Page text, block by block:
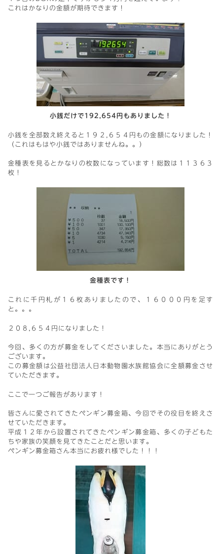
これはかなりの金額が期待できます！
小銭だけで192,654円もありました！
小銭を全部数え終えると１９２,６５４円もの金額になりました！
（これはもはや小銭ではありませんね。。）
金種表を見るとかなりの枚数になっています！総数は１１３６３
枚！
金種表です！
これに千円札が１６枚ありましたので、１６０００円を足す
と。。。
２０８,６５４円になりました！
今回、多くの方が募金をしてくださいました。本当にありがとう
ございます。
この募金額は公益社団法人日本動物園水族館協会に全額募金させ
ていただきます。
ここで一つご報告があります！
皆さんに愛されてきたペンギン募金箱、今回でその役目を終えさ
せていただきます。
平成１２年から設置されてきたペンギン募金箱、多くの子どもた
ちや家族の笑顔を見てきたことだと思います。
ペンギン募金箱さん本当にお疲れ様でした！！！